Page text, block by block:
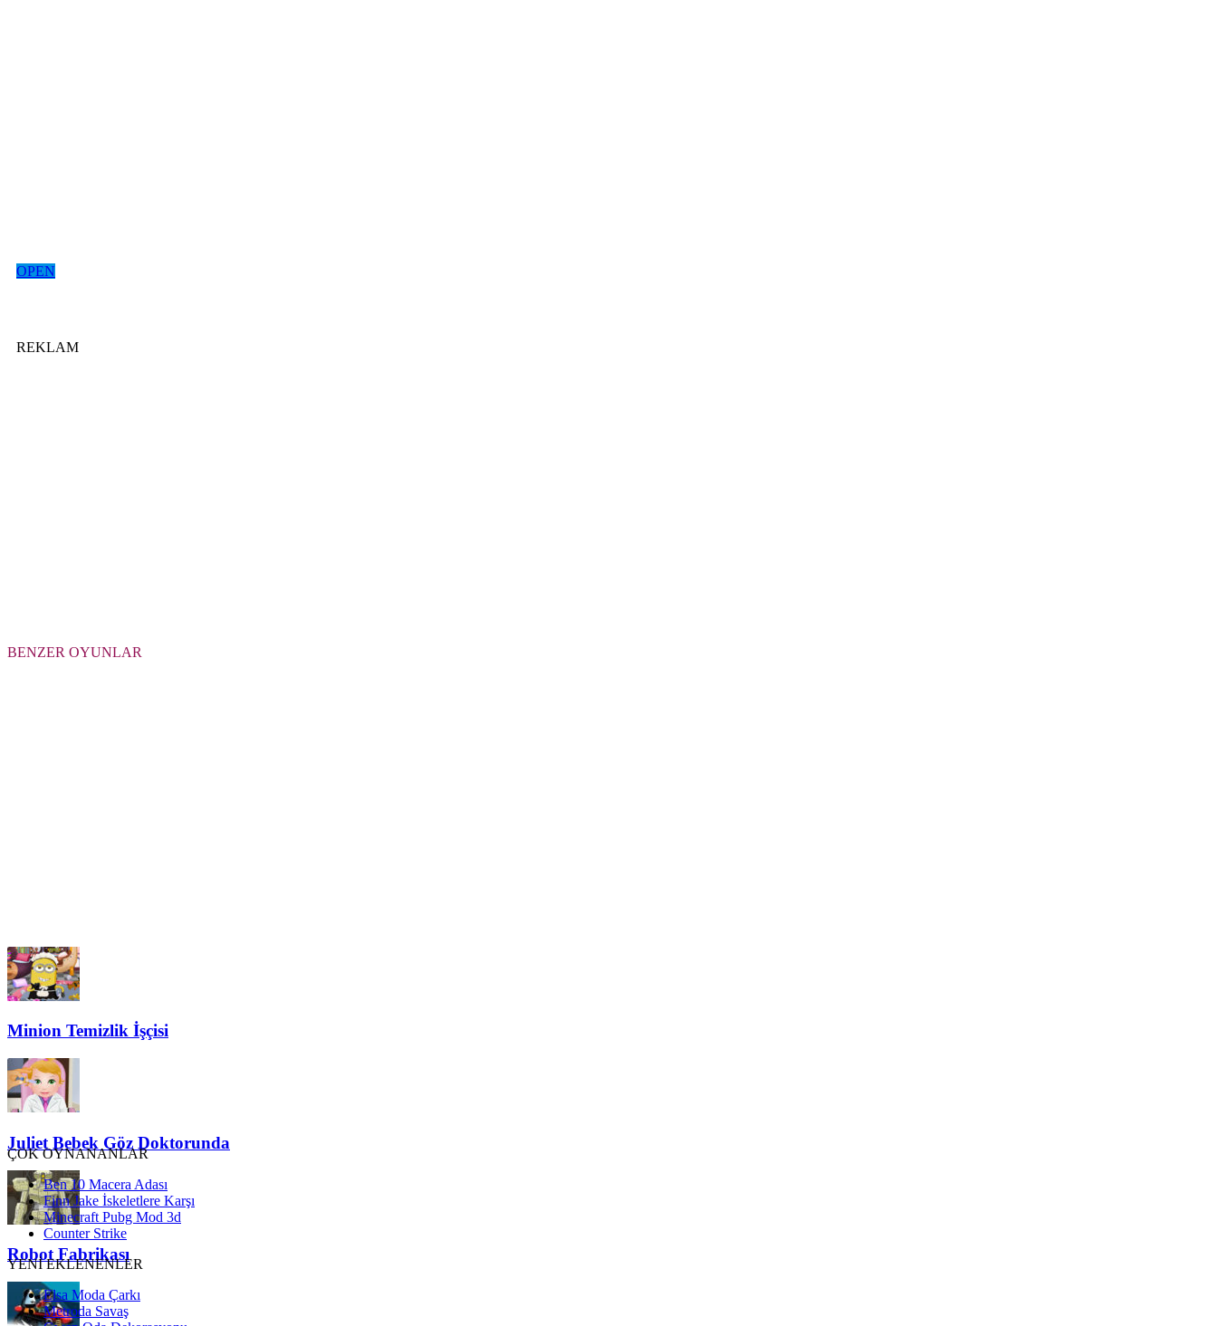
OPEN
REKLAM
BENZER OYUNLAR
Minion Temizlik İşçisi
Juliet Bebek Göz Doktorunda
Robot Fabrikası
ÇOK OYNANANLAR
Ben 10 Macera Adası
Finn Jake İskeletlere Karşı
Minecraft Pubg Mod 3d
Counter Strike
YENİ EKLENENLER
Elsa Moda Çarkı
Metroda Savaş